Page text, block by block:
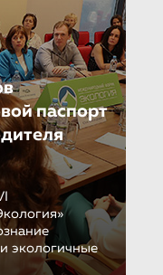
паспорт
экологичные